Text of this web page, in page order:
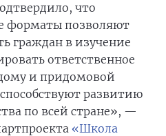
что
форматы позволяют
граждан в изучение
ответственное
и придомовой
развитию
по всей стране», —
«Школа